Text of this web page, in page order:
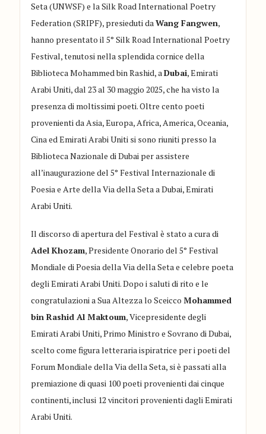
Seta (UNWSF) e laSilkRoad InternationalPoetry
Federation(SRIPF), presieduti daWang Fangwen,
hanno presentato il 5°SilkRoad InternationalPoetry
Festival, tenutosi nella splendida cornice della
Biblioteca Mohammed binRashid, aDubai, Emirati
Arabi Uniti, dal 23 al 30 maggio 2025, che ha visto la
presenza di moltissimi poeti.Oltre cento poeti
provenienti da Asia, Europa, Africa, America, Oceania,
Cina ed Emirati Arabi Uniti si sono riuniti presso la
Biblioteca Nazionale di Dubai per assistere
all’inaugurazione del 5° Festival Internazionale di
Poesia e Arte della Via della Seta a Dubai, Emirati
Arabi Uniti.
Il discorso di apertura del Festival è stato a cura di
Adel Khozam, Presidente Onorario del 5° Festival
Mondiale di Poesia della Via della Seta e celebre poeta
degli Emirati Arabi Uniti.Dopo i saluti di rito e le
congratulazionia Sua Altezza lo SceiccoMohammed
binRashid AlMaktoum, Vicepresidente degli
Emirati Arabi Uniti, Primo Ministro e Sovrano di Dubai,
scelto come figuraletteraria ispiratrice per i poeti del
ForumMondiale della Via della Seta, si è passati alla
premiazione di quasi 100 poeti provenienti dai cinque
continenti, inclusi 12 vincitori provenienti dagli Emirati
Arabi Uniti.